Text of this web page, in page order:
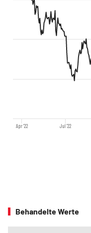
Jul '22
Apr '22
Behandelte Werte